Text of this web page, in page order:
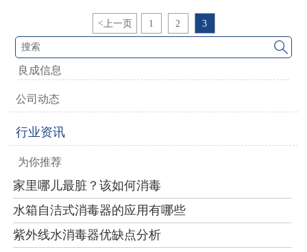
< 上一页 1 2 3

良成信息
公司动态
行业资讯
为你推荐
家里哪儿最脏？该如何消毒
水箱自洁式消毒器的应用有哪些
紫外线水消毒器优缺点分析